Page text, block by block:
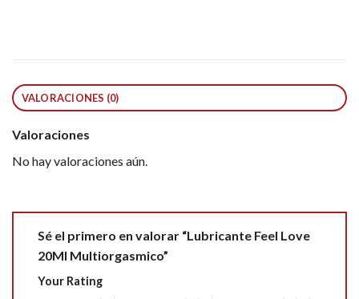
VALORACIONES (0)
Valoraciones
No hay valoraciones aún.
Sé el primero en valorar “Lubricante Feel Love
20Ml Multiorgasmico”
Your Rating